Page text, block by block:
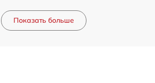
Показать больше